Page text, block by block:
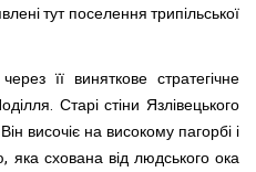
тут поселення трипільської
її виняткове стратегічне
Старі стіни Язлівецького
височіє на високому пагорбі і
яка схована від людського ока